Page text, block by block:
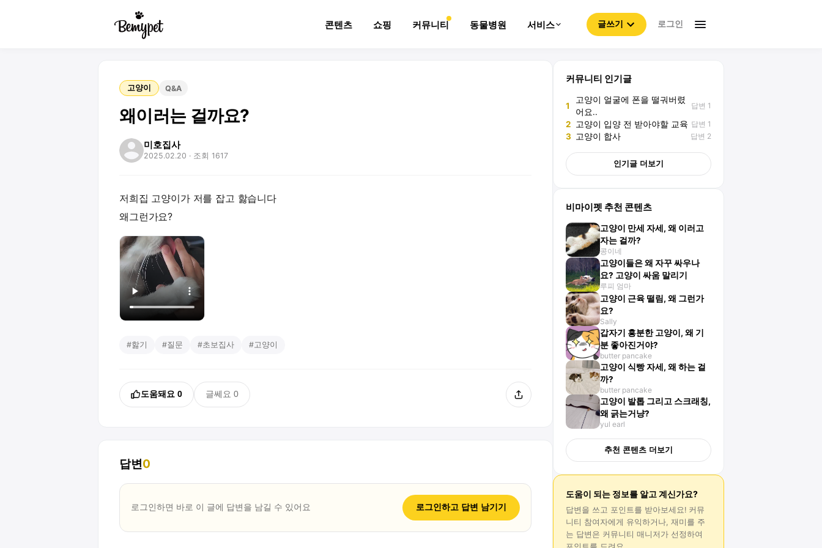
콘텐츠 쇼핑 커뮤니티 동물병원 서비스 글쓰기 로그인
고양이 Q&A
왜이러는 걸까요?
미호집사
2025.02.20 · 조회 1617
저희집 고양이가 저를 잡고 핧습니다
왜그런가요?
#핧기 #질문 #초보집사 #고양이
도움돼요 0 글쎄요 0
답변0
로그인하면 바로 이 글에 답변을 남길 수 있어요 로그인하고 답변 남기기
커뮤니티 인기글
1
고양이 얼굴에 폰을 떨궈버렸
어요..
답변 1
2 고양이 입양 전 받아야할 교육 답변 1
3 고양이 합사 답변 2
인기글 더보기
비마이펫 추천 콘텐츠
고양이 만세 자세, 왜 이러고
자는 걸까?
콩이네
고양이들은 왜 자꾸 싸우나
요? 고양이 싸움 말리기
루피 엄마
고양이 근육 떨림, 왜 그런가
요?
Sally
갑자기 흥분한 고양이, 왜 기
분 좋아진거야?
butter pancake
고양이 식빵 자세, 왜 하는 걸
까?
butter pancake
고양이 발톱 그리고 스크래칭,
왜 긁는거냥?
yul earl
추천 콘텐츠 더보기
도움이 되는 정보를 알고 계신가요?
답변 을 쓰고 포인트를 받아보세요! 커뮤
니티 참여자에게 유익하거나, 재미를 주
는 답변 은 커뮤니티 매니저가 선정하여